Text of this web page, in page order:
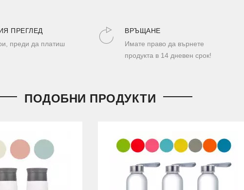
ПРЕГЛЕД
преди да платиш
ВРЪЩАНЕ
Имате право да върнете
продукта в 14 дневен срок!
ПОДОБНИ ПРОДУКТИ